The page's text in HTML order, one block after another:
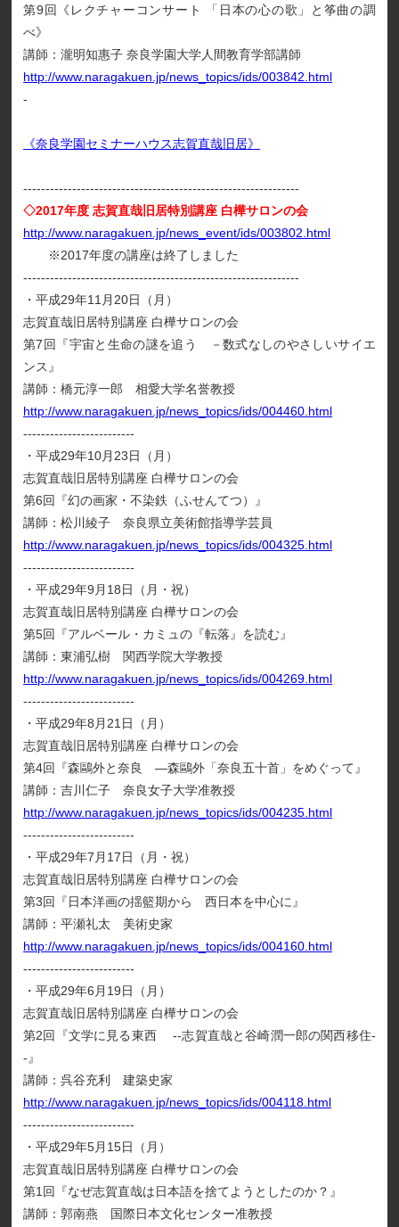
第9回《レクチャーコンサート 「日本の心の歌」と筝曲の調
べ》
講師：瀧明知惠子 奈良学園大学人間教育学部講師
http://www.naragakuen.jp/news_topics/ids/003842.html
-
《奈良学園セミナーハウス志賀直哉旧居》
--------------------------------------------------------------
◇2017年度 志賀直哉旧居特別講座 白樺サロンの会
http://www.naragakuen.jp/news_event/ids/003802.html
※2017年度の講座は終了しました
--------------------------------------------------------------
・平成29年11月20日（月）
志賀直哉旧居特別講座 白樺サロンの会
第7回『宇宙と生命の謎を追う －数式なしのやさしいサイエ
ンス』
講師：橋元淳一郎 相愛大学名誉教授
http://www.naragakuen.jp/news_topics/ids/004460.html
-------------------------
・平成29年10月23日（月）
志賀直哉旧居特別講座 白樺サロンの会
第6回『幻の画家・不染鉄（ふせんてつ）』
講師：松川綾子 奈良県立美術館指導学芸員
http://www.naragakuen.jp/news_topics/ids/004325.html
-------------------------
・平成29年9月18日（月・祝）
志賀直哉旧居特別講座 白樺サロンの会
第5回『アルベール・カミュの『転落』を読む』
講師：東浦弘樹 関西学院大学教授
http://www.naragakuen.jp/news_topics/ids/004269.html
-------------------------
・平成29年8月21日（月）
志賀直哉旧居特別講座 白樺サロンの会
第4回『森鷗外と奈良 ―森鷗外「奈良五十首」をめぐって』
講師：吉川仁子 奈良女子大学准教授
http://www.naragakuen.jp/news_topics/ids/004235.html
-------------------------
・平成29年7月17日（月・祝）
志賀直哉旧居特別講座 白樺サロンの会
第3回『日本洋画の揺籃期から 西日本を中心に』
講師：平瀬礼太 美術史家
http://www.naragakuen.jp/news_topics/ids/004160.html
-------------------------
・平成29年6月19日（月）
志賀直哉旧居特別講座 白樺サロンの会
第2回『文学に見る東西 --志賀直哉と谷崎潤一郎の関西移住-
-』
講師：呉谷充利 建築史家
http://www.naragakuen.jp/news_topics/ids/004118.html
-------------------------
・平成29年5月15日（月）
志賀直哉旧居特別講座 白樺サロンの会
第1回『なぜ志賀直哉は日本語を捨てようとしたのか？』
講師：郭南燕 国際日本文化センター准教授